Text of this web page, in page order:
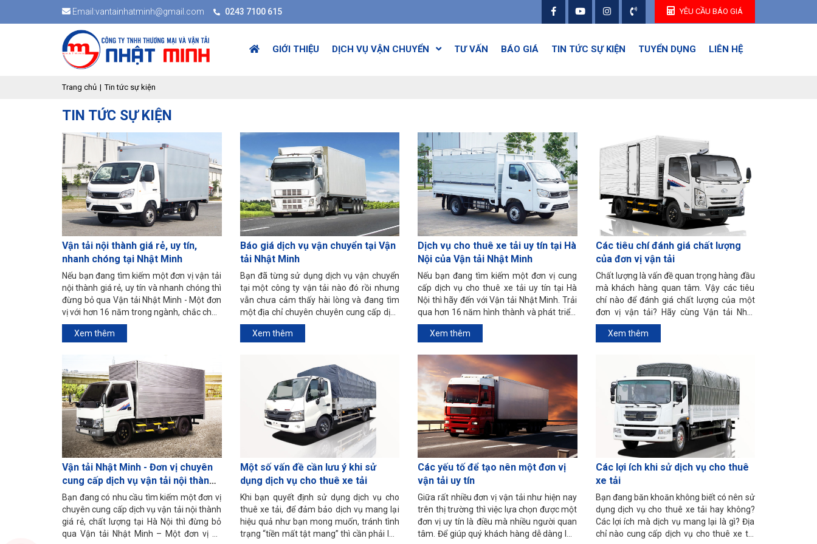
Email:vantainhatminh@gmail.com 0243 7100 615 YÊU CẦU BÁO GIÁ
GIỚI THIỆU DỊCH VỤ VẬN CHUYỂN TƯ VẤN BÁO GIÁ TIN TỨC SỰ KIỆN TUYỂN DỤNG LIÊN HỆ
Trang chủ Tin tức sự kiện
TIN TỨC SỰ KIỆN
Vận tải nội thành giá rẻ, uy tín,
nhanh chóng tại Nhật Minh
Nếu bạn đang tìm kiếm một đơn vị vận tải
nội thành giá rẻ, uy tín và nhanh chóng thì
đừng bỏ qua Vận tải Nhật Minh - Một đơn
vị với hơn 16 năm trong ngành, chắc chắn
sẽ là địa chỉ để quý khách hàng gửi trọn
niềm tin.
Xem thêm
Báo giá dịch vụ vận chuyển tại Vận
tải Nhật Minh
Bạn đã từng sử dụng dịch vụ vận chuyển
tại một công ty vận tải nào đó rồi nhưng
vẫn chưa cảm thấy hài lòng và đang tìm
một địa chỉ chuyên chuyên cung cấp dịch
vụ vận chuyển uy tín tại Hà Nội. Vậy hãy
tham khảo dịch vụ vận chuyển tại Vận tải
Xem thêm
Dịch vụ cho thuê xe tải uy tín tại Hà
Nội của Vận tải Nhật Minh
Nếu bạn đang tìm kiếm một đơn vị cung
cấp dịch vụ cho thuê xe tải uy tín tại Hà
Nội thì hãy đến với Vận tải Nhật Minh. Trải
qua hơn 16 năm hình thành và phát triển,
Nhật Minh chắc chắn là địa chỉ để quý
khách hàng gửi trọn niềm tin.
Xem thêm
Các tiêu chí đánh giá chất lượng
của đơn vị vận tải
Chất lượng là vấn đề quan trọng hàng đầu
mà khách hàng quan tâm. Vậy các tiêu
chí nào để đánh giá chất lượng của một
đơn vị vận tải? Hãy cùng Vận tải Nhật
Minh tìm hiểu qua bài viết này nhé.
Xem thêm
Vận tải Nhật Minh - Đơn vị chuyên
cung cấp dịch vụ vận tải nội thành
giá rẻ, chất lượng
Bạn đang có nhu cầu tìm kiếm một đơn vị
chuyên cung cấp dịch vụ vận tải nội thành
giá rẻ, chất lượng tại Hà Nội thì đừng bỏ
qua Vận tải Nhật Minh – Một đơn vị có
Một số vấn đề cần lưu ý khi sử
dụng dịch vụ cho thuê xe tải
Khi bạn quyết định sử dụng dịch vụ cho
thuê xe tải, để đảm bảo dịch vụ mang lại
hiệu quả như bạn mong muốn, tránh tình
trạng “tiền mất tật mang” thì cần phải lưu
Các yếu tố để tạo nên một đơn vị
vận tải uy tín
Giữa rất nhiều đơn vị vận tải như hiện nay
trên thị trường thì việc lựa chọn được một
đơn vị uy tín là điều mà nhiều người quan
tâm. Để giúp quý khách hàng dễ dàng lựa
Các lợi ích khi sử dịch vụ cho thuê
xe tải
Bạn đang băn khoăn không biết có nên sử
dụng dịch vụ cho thuê xe tải hay không?
Các lợi ích mà dịch vụ mang lại là gì? Địa
chỉ nào cung cấp dịch vụ cho thuê xe tải